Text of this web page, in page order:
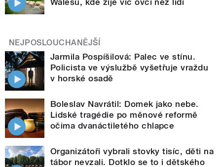
Walesu, kde žije víc ovcí než lidí
NEJPOSLOUCHANĚJŠÍ
Jarmila Pospíšilová: Palec ve stínu.
Policista ve výslužbě vyšetřuje vraždu
v horské osadě
Boleslav Navrátil: Domek jako nebe.
Lidské tragédie po měnové reformě
očima dvanáctiletého chlapce
Organizátoři vybrali stovky tisíc, děti na
tábor nevzali. Dotklo se to i dětského